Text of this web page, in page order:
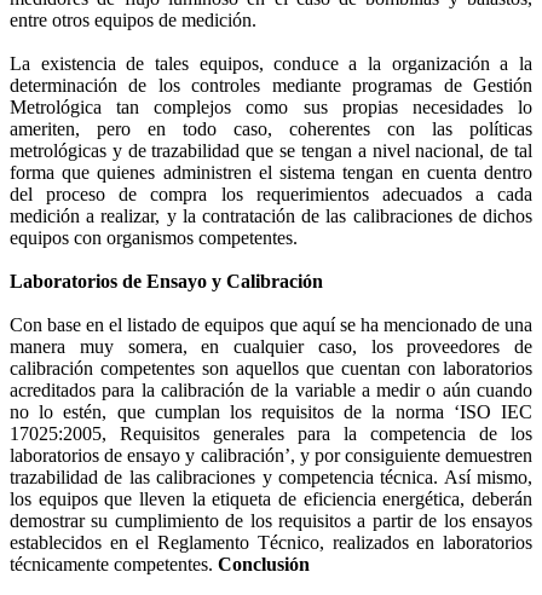
entre otros equipos de medición.
La existencia de tales equipos, conduce a la organización a la
determinación de los controles mediante programas de Gestión
Metrológica tan complejos como sus propias necesidades lo
ameriten, pero en todo caso, coherentes con las políticas
metrológicas y de trazabilidad que se tengan a nivel nacional, de tal
forma que quienes administren el sistema tengan en cuenta dentro
del proceso de compra los requerimientos adecuados a cada
medición a realizar, y la contratación de las calibraciones de dichos
equipos con organismos competentes.
Laboratorios de Ensayo y Calibración
Con base en el listado de equipos que aquí se ha mencionado de una
manera muy somera, en cualquier caso, los proveedores de
calibración competentes son aquellos que cuentan con laboratorios
acreditados para la calibración de la variable a medir o aún cuando
no lo estén, que cumplan los requisitos de la norma ‘ISO IEC
17025:2005, Requisitos generales para la competencia de los
laboratorios de ensayo y calibración’, y por consiguiente demuestren
trazabilidad de las calibraciones y competencia técnica. Así mismo,
los equipos que lleven la etiqueta de eficiencia energética, deberán
demostrar su cumplimiento de los requisitos a partir de los ensayos
establecidos en el Reglamento Técnico, realizados en laboratorios
técnicamente competentes. Conclusión